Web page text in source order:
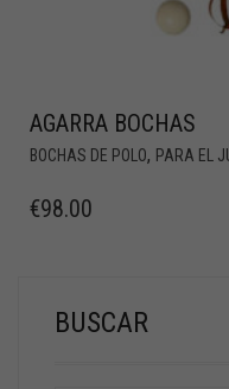
AGARRA BOCHAS
BOCHAS DE POLO, PARA EL
€98.00
BUSCAR